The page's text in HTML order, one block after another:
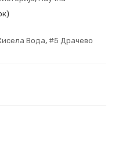
Вода, #5 Драчево